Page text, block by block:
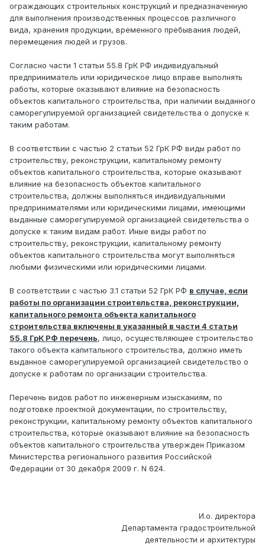
ограждающих строительных конструкций и предназначенную
для выполнения производственных процессов различного
вида, хранения продукции, временного пребывания людей,
перемещения людей и грузов.
Согласно части 1 статьи 55.8 ГрК РФ индивидуальный
предприниматель или юридическое лицо вправе выполнять
работы, которые оказывают влияние на безопасность
объектов капитального строительства, при наличии выданного
саморегулируемой организацией свидетельства о допуске к
таким работам.
В соответствии с частью 2 статьи 52 ГрК РФ виды работ по
строительству, реконструкции, капитальному ремонту
объектов капитального строительства, которые оказывают
влияние на безопасность объектов капитального
строительства, должны выполняться индивидуальными
предпринимателями или юридическими лицами, имеющими
выданные саморегулируемой организацией свидетельства о
допуске к таким видам работ. Иные виды работ по
строительству, реконструкции, капитальному ремонту
объектов капитального строительства могут выполняться
любыми физическими или юридическими лицами.
В соответствии с частью 3.1 статьи 52 ГрК РФ в случае, если
работы по организации строительства, реконструкции,
капитального ремонта объекта капитального
строительства включены в указанный в части 4 статьи
55.8 ГрК РФ перечень, лицо, осуществляющее строительство
такого объекта капитального строительства, должно иметь
выданное саморегулируемой организацией свидетельство о
допуске к работам по организации строительства.
Перечень видов работ по инженерным изысканиям, по
подготовке проектной документации, по строительству,
реконструкции, капитальному ремонту объектов капитального
строительства, которые оказывают влияние на безопасность
объектов капитального строительства утвержден Приказом
Министерства регионального развития Российской
Федерации от 30 декабря 2009 г. N 624.
И.о. директора
Департамента градостроительной
деятельности и архитектуры